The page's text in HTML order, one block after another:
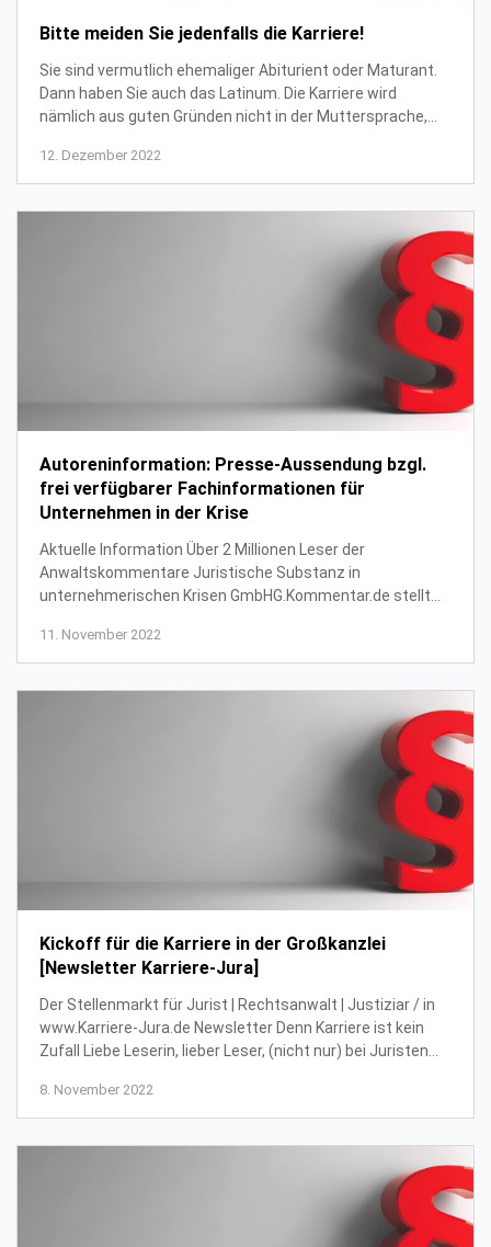
Bitte meiden Sie jedenfalls die Karriere!
Sie sind vermutlich ehemaliger Abiturient oder Maturant.
Dann haben Sie auch das Latinum. Die Karriere wird
nämlich aus guten Gründen nicht in der Muttersprache,
12. Dezember 2022
Autoreninformation: Presse-Aussendung bzgl.
frei verfügbarer Fachinformationen für
Unternehmen in der Krise
Aktuelle Information Über 2 Millionen Leser der
Anwaltskommentare Juristische Substanz in
unternehmerischen Krisen GmbHG.Kommentar.de stellt
Rechtsanwä...
11. November 2022
Kickoff für die Karriere in der Großkanzlei
[Newsletter Karriere-Jura]
Der Stellenmarkt für Jurist | Rechtsanwalt | Justiziar / in
www.Karriere-Jura.de Newsletter Denn Karriere ist kein
Zufall Liebe Leserin, lieber Leser, (nicht nur) bei Juristen
8. November 2022